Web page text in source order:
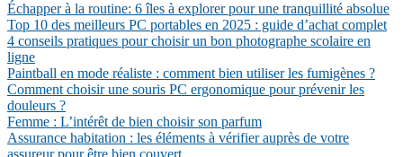
Échapper à la routine: 6 îles à explorer pour une tranquillité absolue
Top 10 des meilleurs PC portables en 2025 : guide d’achat complet
4 conseils pratiques pour choisir un bon photographe scolaire en
ligne
Paintball en mode réaliste : comment bien utiliser les fumigènes ?
Comment choisir une souris PC ergonomique pour prévenir les
douleurs ?
Femme : L’intérêt de bien choisir son parfum
Assurance habitation : les éléments à vérifier auprès de votre
assureur pour être bien couvert